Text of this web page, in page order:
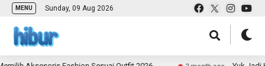
MENU Sunday, 09 Aug 2026